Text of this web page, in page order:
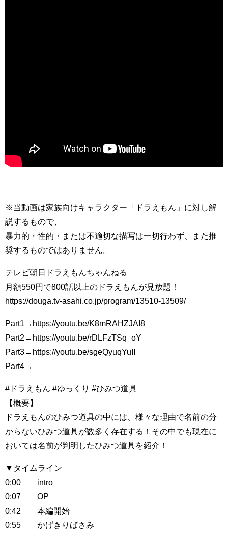
※当動画は家族向けキャラクター「ドラえもん」に対し解
説するもので、
暴力的・性的・または不適切な描写は一切行わず、また推
奨するものではありません。
テレビ朝日ドラえもんちゃんねる
月額550円で800話以上のドラえもんが見放題！
https://douga.tv-asahi.co.jp/program/13510-13509/
Part1→https://youtu.be/K8mRAHZJAI8
Part2→https://youtu.be/rDLFzTSq_oY
Part3→https://youtu.be/sgeQyuqYuII
Part4→
#ドラえもん #ゆっくり #ひみつ道具
【概要】
ドラえもんのひみつ道具の中には、様々な理由で名前の分
からないひみつ道具が数多く存在する！その中でも現在に
おいては名前が判明したひみつ道具を紹介！
▼タイムライン
0:00 intro
0:07 OP
0:42 本編開始
0:55 かげきりばさみ